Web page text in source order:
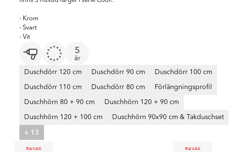
- Krom
- Svart
- Vit
Duschdörr 120 cm Duschdörr 90 cm Duschdörr 100 cm
Duschdörr 110 cm Duschdörr 80 cm Förlängningsprofil
Duschhörn 80 + 90 cm Duschhörn 120 + 90 cm
Duschhörn 120 + 100 cm Duschhörn 90x90 cm & Takduschset
+ 13
Farver:
RAVAK RAVAK